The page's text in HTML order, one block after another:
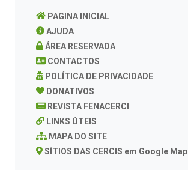
PAGINA INICIAL
AJUDA
ÁREA RESERVADA
CONTACTOS
POLÍTICA DE PRIVACIDADE
DONATIVOS
REVISTA FENACERCI
LINKS ÚTEIS
MAPA DO SITE
SÍTIOS DAS CERCIS em Google Map